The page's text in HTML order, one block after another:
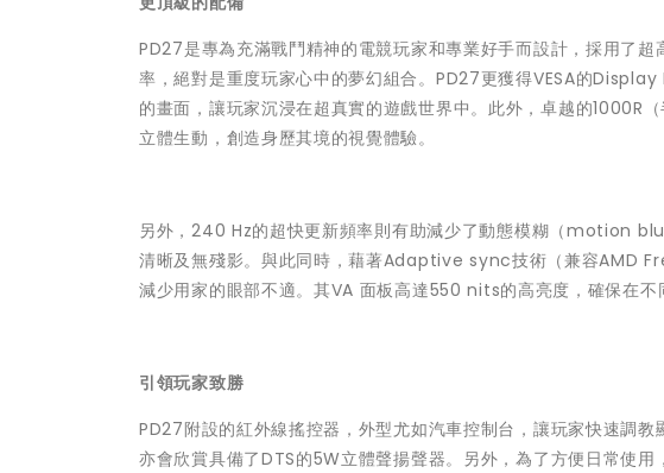
PD27是專為充滿戰鬥精神的電競玩家和專業好手而設計，採用了
率，絕對是重度玩家心中的夢幻組合。PD27更獲得VESA的
的畫面，讓玩家沉浸在超真實的遊戲世界中。此外，卓越的1000R
立體生動，創造身歷其境的視覺體驗。
另外，240 Hz的超快更新頻率則有助減少了動態模糊（motion
清晰及無殘影。與此同時，藉著Adaptive sync技術（兼容AMD
減少用家的眼部不適。其VA 面板高達550 nits的高亮度，確保在不
引領玩家致勝
PD27附設的紅外線搖控器，外型尤如汽車控制台，讓玩家快速調
亦會欣賞具備了DTS的5W立體聲揚聲器。另外，為了方便日常使